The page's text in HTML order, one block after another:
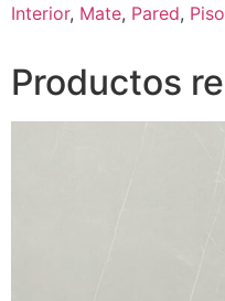
Interior, Mate, Pared, Piso
Productos